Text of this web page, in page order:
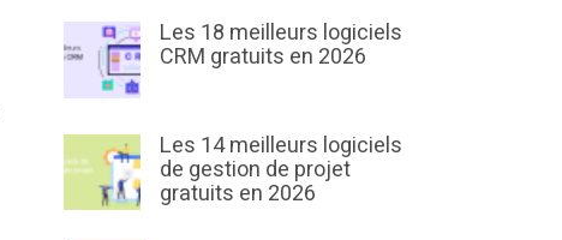
Les 18 meilleurs logiciels
CRM gratuits en 2026
Les 14 meilleurs logiciels
de gestion de projet
gratuits en 2026